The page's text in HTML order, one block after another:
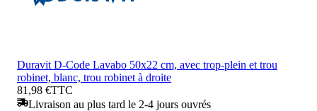
Duravit D-Code Lavabo 50x22 cm, avec trop-plein et trou
robinet, blanc, trou robinet à droite
81,98 €TTC
Livraison au plus tard le 2-4 jours ouvrés